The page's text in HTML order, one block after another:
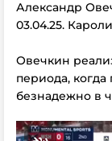
Александр
03.04.25.
Овечкин
периода,
безнадежно в